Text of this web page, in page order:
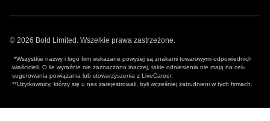
© 2026 Bold Limited. Wszelkie prawa zastrzeżone.
*Wszystkie nazwy i logo firm wskazane powyżej są znakami towarowymi odpowiednich
właścicieli. O ile wyraźnie nie zaznaczono inaczej, takie odniesienia nie mają na celu
sugerowania powiązania lub stowarzyszenia z LiveCareer.
**Użytkownicy, którzy się u nas zarejestrowali, byli wcześniej zatrudnieni w tych firmach.